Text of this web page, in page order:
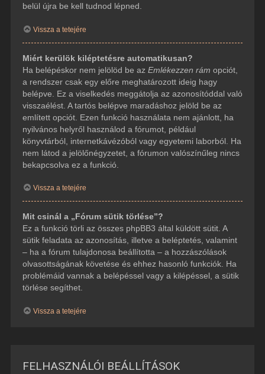
belül újra be kell tudnod lépned.
Vissza a tetejére
Miért kerülök kiléptetésre automatikusan?
Ha belépéskor nem jelölöd be az Emlékezzen rám opciót,
a rendszer csak egy előre meghatározott ideig hagy
belépve. Ez a viselkedés meggátolja az azonosítóddal való
visszaélést. A tartós belépve maradáshoz jelöld be az
említett opciót. Ezen funkció használata nem ajánlott, ha
nyilvános helyről használod a fórumot, például
könyvtárból, internetkávézóból vagy egyetemi laborból. Ha
nem látod a jelölőnégyzetet, a fórumon valószínűleg nincs
bekapcsolva ez a funkció.
Vissza a tetejére
Mit csinál a „Fórum sütik törlése”?
Ez a funkció törli az összes phpBB3 által küldött sütit. A
sütik feladata az azonosítás, illetve a beléptetés, valamint
– ha a fórum tulajdonosa beállította – a hozzászólások
olvasottságának követése és ehhez hasonló funkciók. Ha
problémáid vannak a belépéssel vagy a kilépéssel, a sütik
törlése segíthet.
Vissza a tetejére
FELHASZNÁLÓI BEÁLLÍTÁSOK